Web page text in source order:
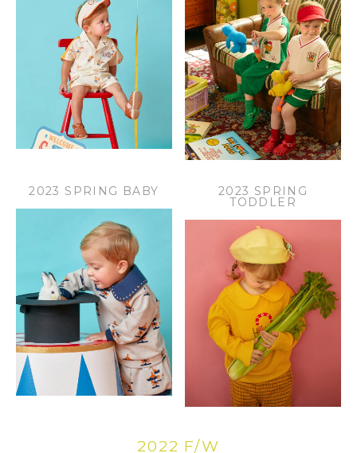
2023 SPRING BABY 2023 SPRING
TODDLER
2022 F/W